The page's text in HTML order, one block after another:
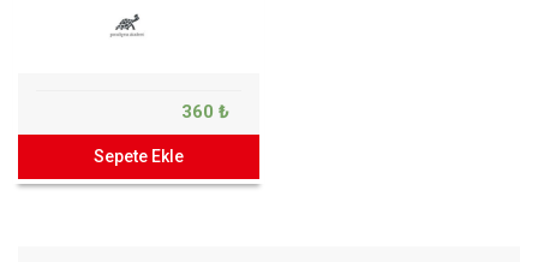
360 ₺
Sepete Ekle